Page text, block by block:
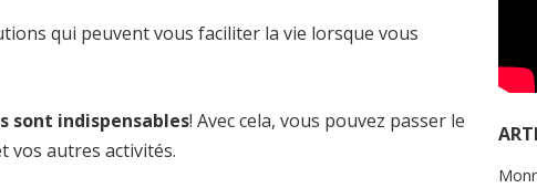
qui peuvent vous faciliter la vie lorsque vous
sont indispensables! Avec cela, vous pouvez passer le
vos autres activités.